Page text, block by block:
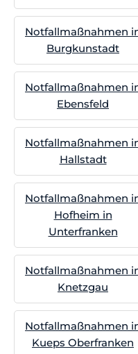
Notfallmaßnahmen
Burgkunstadt
Notfallmaßnahmen
Ebensfeld
Notfallmaßnahmen
Hallstadt
Notfallmaßnahmen
Hofheim in
Unterfranken
Notfallmaßnahmen
Knetzgau
Notfallmaßnahmen
Kueps Oberfranken